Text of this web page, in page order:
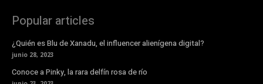
Popular articles
¿Quién es Blu de Xanadu, el influencer alienígena digital?
junio 28, 2023
Conoce a Pinky, la rara delfín rosa de río